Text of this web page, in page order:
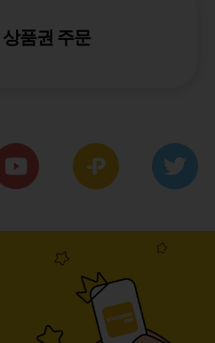
상품권 주문